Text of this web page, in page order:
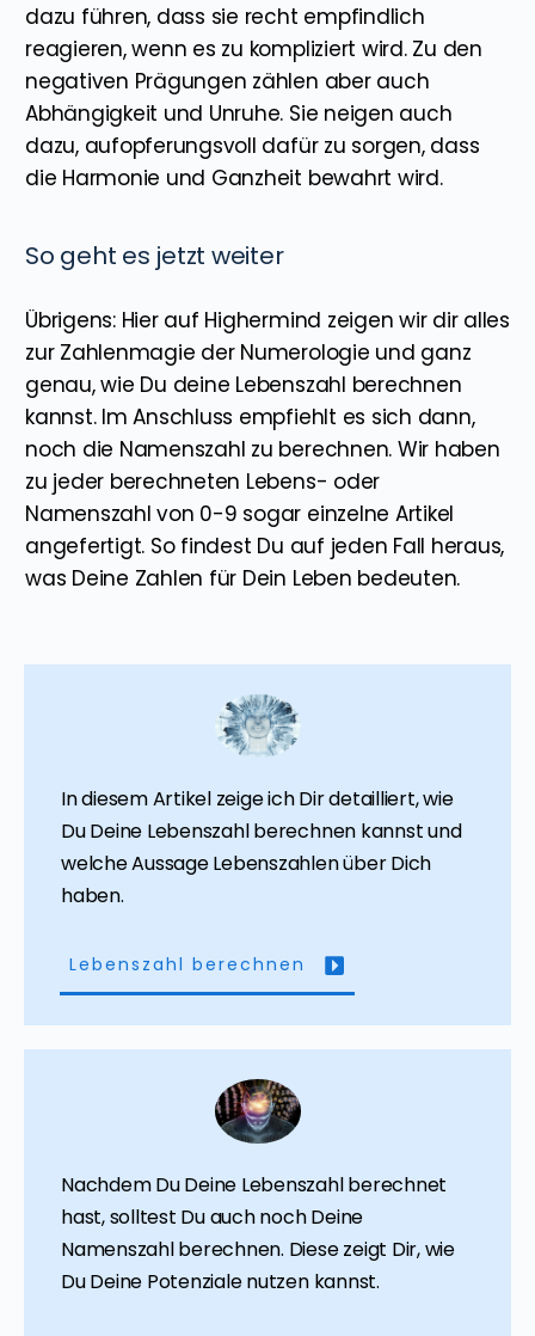
dazu führen, dass sie recht empfindlich
reagieren, wenn es zu kompliziert wird. Zu den
negativen Prägungen zählen aber auch
Abhängigkeit und Unruhe. Sie neigen auch
dazu, aufopferungsvoll dafür zu sorgen, dass
die Harmonie und Ganzheit bewahrt wird.
So geht es jetzt weiter
Übrigens: Hier auf Highermind zeigen wir dir alles
zur Zahlenmagie der Numerologie und ganz
genau, wie Du deine Lebenszahl berechnen
kannst. Im Anschluss empfiehlt es sich dann,
noch die Namenszahl zu berechnen. Wir haben
zu jeder berechneten Lebens- oder
Namenszahl von 0-9 sogar einzelne Artikel
angefertigt. So findest Du auf jeden Fall heraus,
was Deine Zahlen für Dein Leben bedeuten.
In diesem Artikel zeige ich Dir detailliert, wie
Du Deine Lebenszahl berechnen kannst und
welche Aussage Lebenszahlen über Dich
haben.
Lebenszahl berechnen
Nachdem Du Deine Lebenszahl berechnet
hast, solltest Du auch noch Deine
Namenszahl berechnen. Diese zeigt Dir, wie
Du Deine Potenziale nutzen kannst.